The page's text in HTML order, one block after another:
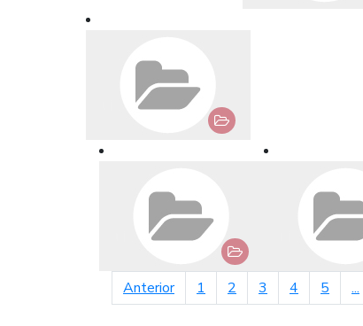
Anteriorpágina anterior
1 2 3 4 5 ...